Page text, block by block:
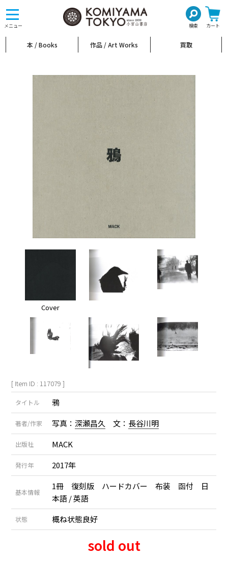
メニュー 検索 カート
toggle
navigation
本 / Books 作品 / Art Works 買取
Cover
[ Item ID : 117079 ]
タイトル 鴉
著者/作家 写真：深瀬昌久 文： 長谷川明
出版社 MACK
発行年 2017年
基本情報
1冊 復刻版 ハードカバー 布装 函付 日
本語 / 英語
状態 概ね状態良好
sold out